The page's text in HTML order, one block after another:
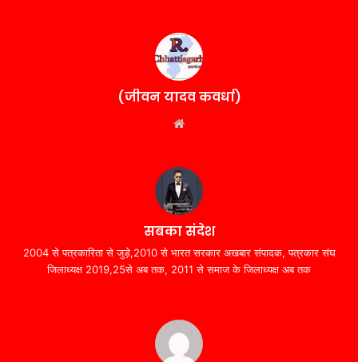
(जीवन यादव कवर्धा)
सबका संदेश
2004 से पत्रकारिता से जुड़े,2010 से भारत सरकार अखबार संपादक, पत्रकार संघ
जिलाध्यक्ष 2019,25से अब तक, 2011 से समाज के जिलाध्यक्ष अब तक